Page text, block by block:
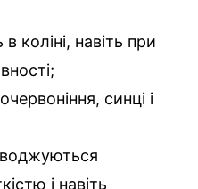
коліні, навіть при
синці і
і навіть